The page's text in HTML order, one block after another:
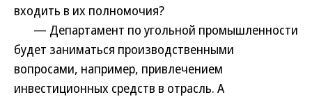
входить в их полномочия?
— Департамент по угольной промышленности
будет заниматься производственными
вопросами, например, привлечением
инвестиционных средств в отрасль. А